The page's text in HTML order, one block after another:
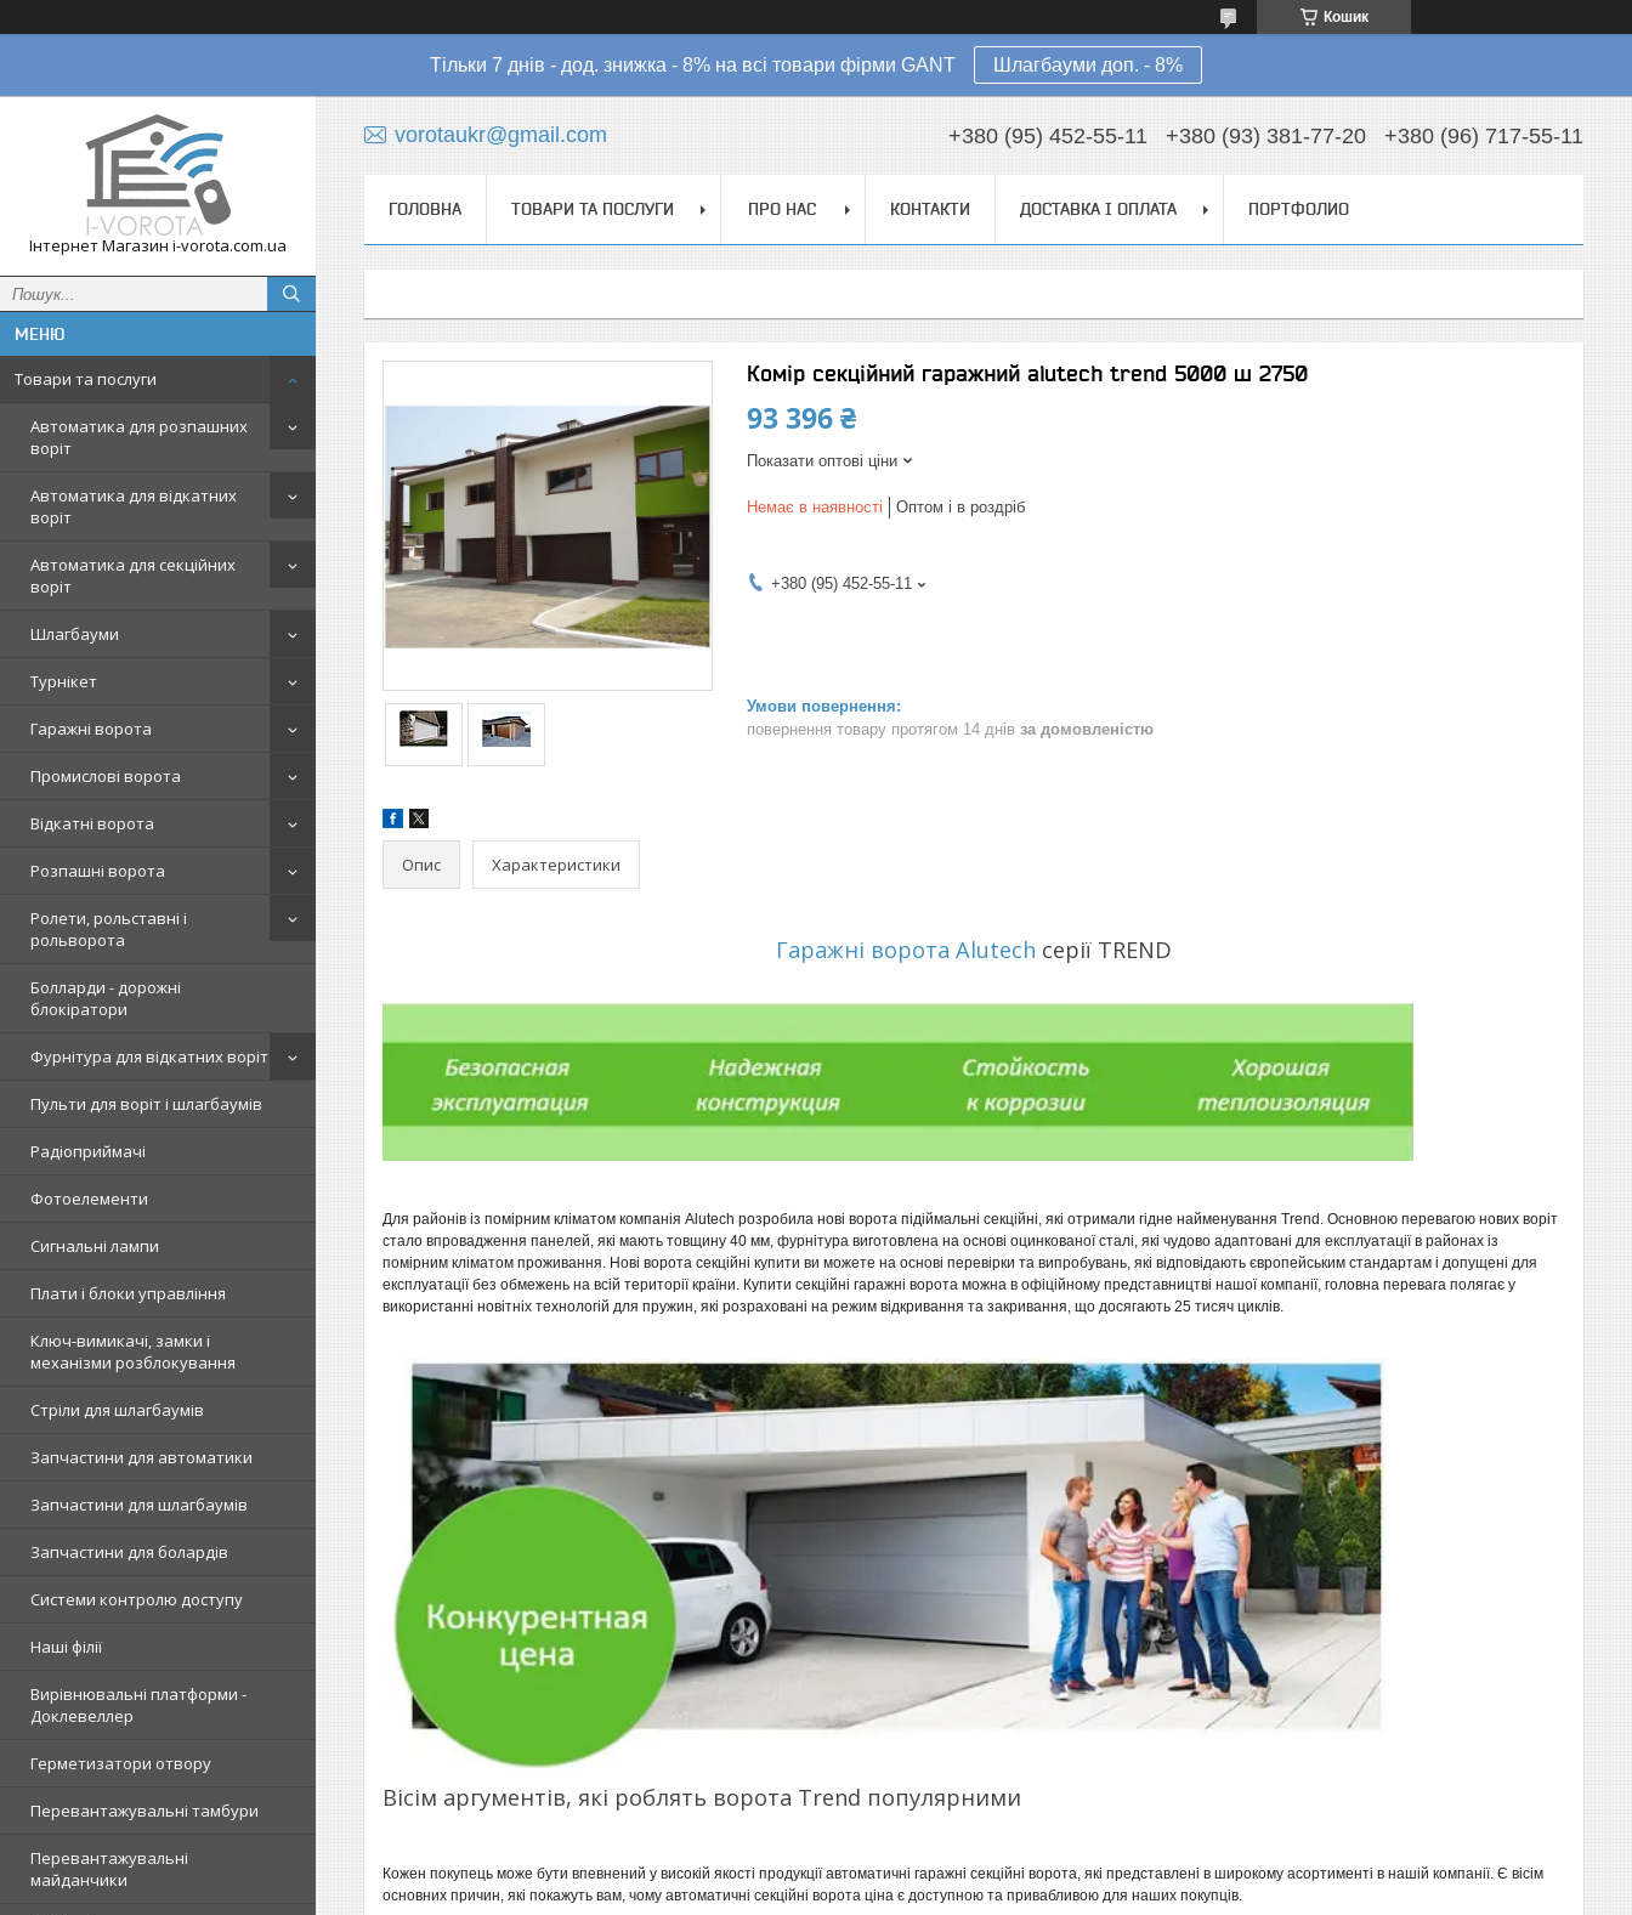
Кошик
Тільки 7 днів - дод. знижка - 8% на всі товари фірми GANT Шлагбауми доп. - 8%
Інтернет Магазин i-vorota.com.ua
Товари та послуги
Автоматика для розпашних
воріт
Автоматика для відкатних
воріт
Автоматика для секційних
воріт
Шлагбауми
Турнікет
Гаражні ворота
Промислові ворота
Відкатні ворота
Розпашні ворота
Ролети, рольставні і
рольворота
Болларди - дорожні
блокіратори
Фурнітура для відкатних воріт
Пульти для воріт і шлагбаумів
Радіоприймачі
Фотоелементи
Сигнальні лампи
Плати і блоки управління
Ключ-вимикачі, замки і
механізми розблокування
Стріли для шлагбаумів
Запчастини для автоматики
Запчастини для шлагбаумів
Запчастини для болардів
Системи контролю доступу
Наші філії
Вирівнювальні платформи -
Доклевеллер
Герметизатори отвору
Перевантажувальні тамбури
Перевантажувальні
майданчики
vorotaukr@gmail.com +380 (95) 452-55-11 +380 (93) 381-77-20 +380 (96) 717-55-11
ГОЛОВНА ТОВАРИ ТА ПОСЛУГИ ПРО НАС КОНТАКТИ ДОСТАВКА І ОПЛАТА ПОРТФОЛИО
Комір секційний гаражний alutech trend 5000 ш 2750
93 396 ₴
Показати оптові ціни
Немає в наявності Оптом і в роздріб
+380 (95) 452-55-11
повернення товару протягом 14 днів за домовленістю
Опис Характеристики
Гаражні ворота Alutech серії TREND
Для районів із помірним кліматом компанія Alutech розробила нові ворота підіймальні секційні, які отримали гідне найменування Trend. Основною перевагою нових воріт
стало впровадження панелей, які мають товщину 40 мм, фурнітура виготовлена на основі оцинкованої сталі, які чудово адаптовані для експлуатації в районах із
помірним кліматом проживання. Нові ворота секційні купити ви можете на основі перевірки та випробувань, які відповідають європейським стандартам і допущені для
експлуатації без обмежень на всій території країни. Купити секційні гаражні ворота можна в офіційному представництві нашої компанії, головна перевага полягає у
використанні новітніх технологій для пружин, які розраховані на режим відкривання та закривання, що досягають 25 тисяч циклів.
Вісім аргументів, які роблять ворота Trend популярними
Кожен покупець може бути впевнений у високій якості продукції автоматичні гаражні секційні ворота, які представлені в широкому асортименті в нашій компанії. Є вісім
основних причин, які покажуть вам, чому автоматичні секційні ворота ціна є доступною та привабливою для наших покупців.